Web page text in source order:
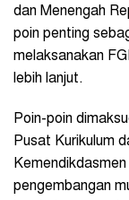
dan Menengah
poin penting
melaksanakan
lebih lanjut.
Poin-poin
Pusat Kurikulum
pengembangan